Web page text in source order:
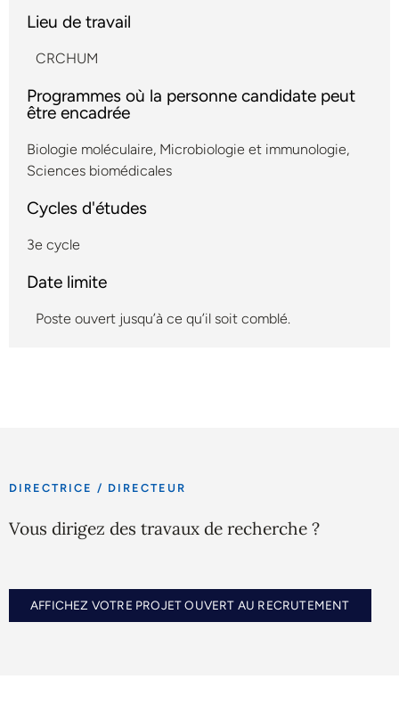
Lieu de travail
CRCHUM
Programmes où la personne candidate peut
être encadrée
Biologie moléculaire, Microbiologie et immunologie,
Sciences biomédicales
Cycles d'études
3e cycle
Date limite
Poste ouvert jusqu’à ce qu’il soit comblé.
DIRECTRICE / DIRECTEUR
Vous dirigez des travaux de recherche ?
AFFICHEZ VOTRE PROJET OUVERT AU RECRUTEMENT